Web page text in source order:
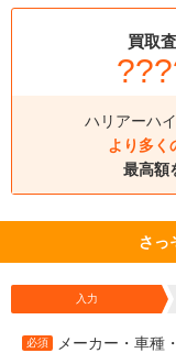
買取
ハリアーハ
より多く
最高額
さっ
入力
必須 メーカー・車種